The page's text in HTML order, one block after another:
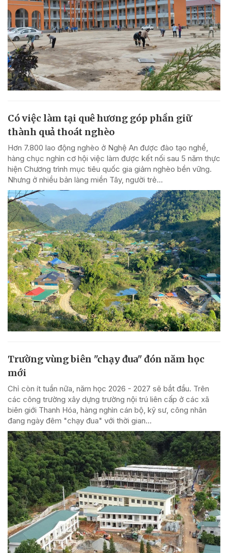
Có việc làm tại quê hương góp phần giữ
thành quả thoát nghèo
Hơn 7.800 lao động nghèo ở Nghệ An được đào tạo nghề,
hàng chục nghìn cơ hội việc làm được kết nối sau 5 năm thực
hiện Chương trình mục tiêu quốc gia giảm nghèo bền vững.
Nhưng ở nhiều bản làng miền Tây, người trẻ...
Trường vùng biên "chạy đua" đón năm học
mới
Chỉ còn ít tuần nữa, năm học 2026 - 2027 sẽ bắt đầu. Trên
các công trường xây dựng trường nội trú liên cấp ở các xã
biên giới Thanh Hóa, hàng nghìn cán bộ, kỹ sư, công nhân
đang ngày đêm "chạy đua" với thời gian...